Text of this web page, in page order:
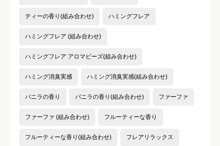
ティーの香り(組み合わせ) ハミングフレア
ハミングフレア (組み合わせ)
ハミングフレア アロマビーズ(組み合わせ)
ハミング消臭実感 ハミング消臭実感(組み合わせ)
バニラの香り バニラの香り(組み合わせ) ファーファ
ファーファ (組み合わせ) フルーティーな香り
フルーティーな香り(組み合わせ) フレアリラックス